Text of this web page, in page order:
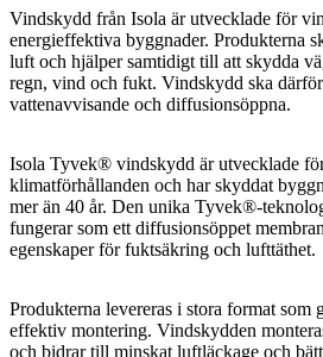
Vindskydd från Isola är utvecklade för
energieffektiva byggnader. Produkterna
luft och hjälper samtidigt till att skydda
regn, vind och fukt. Vindskydd ska
vattenavvisande och diffusionsöppna.
Isola Tyvek® vindskydd är utvecklade
klimatförhållanden och har skyddat
mer än 40 år. Den unika Tyvek®-
fungerar som ett diffusionsöppet
egenskaper för fuktsäkring och lufttäthet.
Produkterna levereras i stora format som
effektiv montering. Vindskydden
och bidrar till minskat luftläckage och